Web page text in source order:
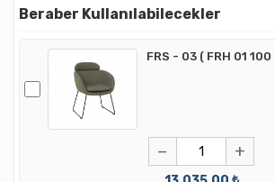
Beraber Kullanılabilecekler
FRS - 03 ( FRH 01 100
− +